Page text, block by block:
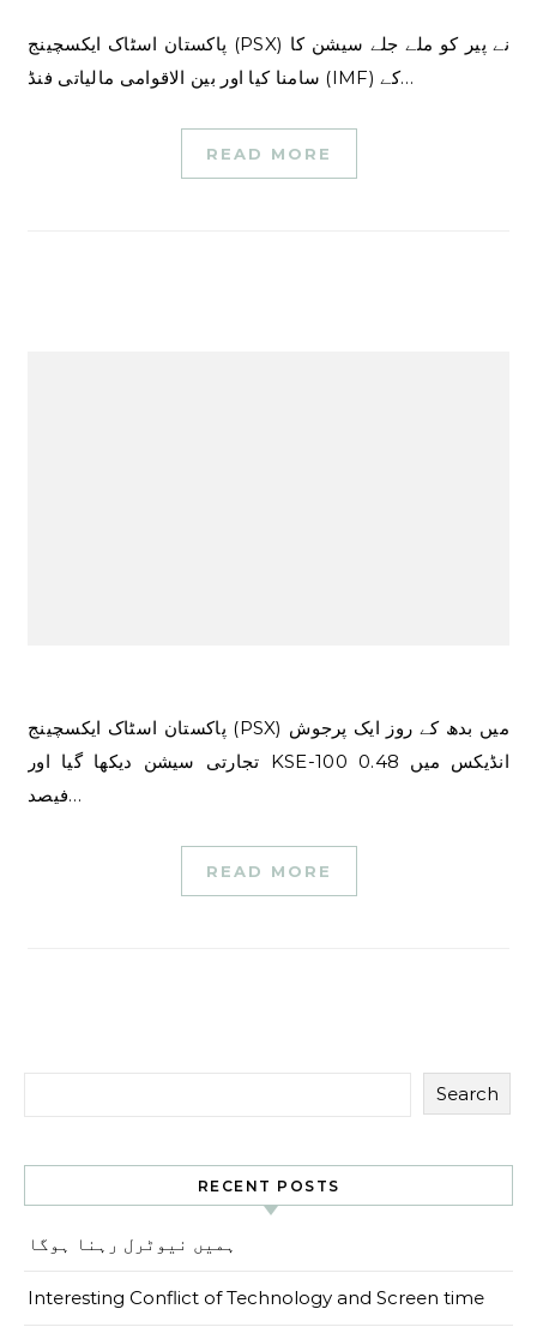
پاکستان اسٹاک ایکسچینج (PSX) نے پیر کو ملے جلے سیشن کا
سامنا کیا اور بین الاقوامی مالیاتی فنڈ (IMF) کے…
READ MORE
پاکستان اسٹاک ایکسچینج (PSX) میں بدھ کے روز ایک پرجوش
تجارتی سیشن دیکھا گیا اور KSE-100 انڈیکس میں 0.48
فیصد…
READ MORE
Search
RECENT POSTS
ہمیں نیوٹرل رہنا ہوگا
Interesting Conflict of Technology and Screen time